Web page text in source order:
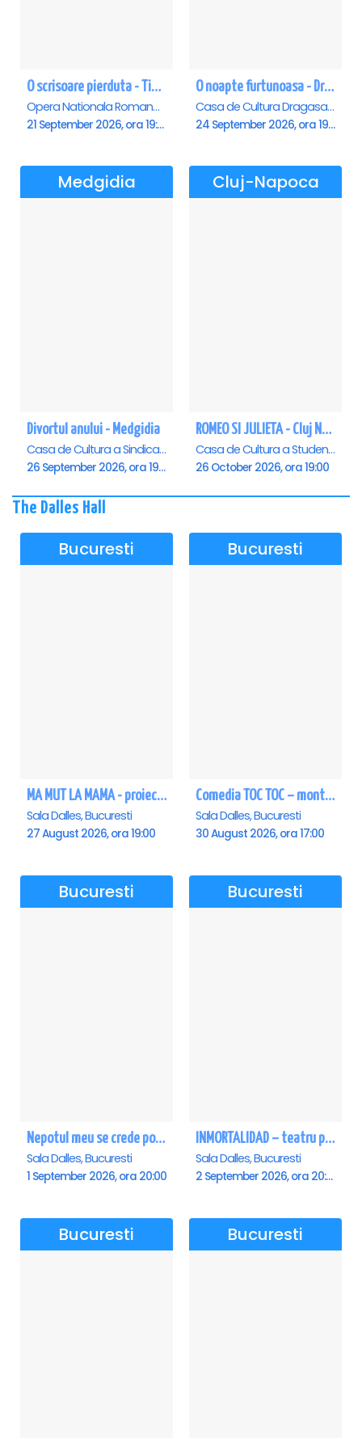
O scrisoare pierduta - Timisoara
Opera Nationala Romana , Timisoara
21 September 2026, ora 19:00
O noapte furtunoasa - Dragasani
Casa de Cultura Dragasani, Dragasani
24 September 2026, ora 19:00
Medgidia
Divortul anului - Medgidia
Casa de Cultura a Sindicatelor Lucian Grigorescu, Medgidia
26 September 2026, ora 19:00
Cluj-Napoca
ROMEO SI JULIETA - Cluj Napoca
Casa de Cultura a Studentilor Dumitru Farcas, Cluj-Napoca
26 October 2026, ora 19:00
The Dalles Hall
Bucuresti
MA MUT LA MAMA - proiectie film Dalles
Sala Dalles, Bucuresti
27 August 2026, ora 19:00
Bucuresti
Comedia TOC TOC – montarea originală
Sala Dalles, Bucuresti
30 August 2026, ora 17:00
Bucuresti
Nepotul meu se crede poet - Sala Dalles
Sala Dalles, Bucuresti
1 September 2026, ora 20:00
Bucuresti
INMORTALIDAD – teatru poetic cu Magda Catone & Maxim Belciug
Sala Dalles, Bucuresti
2 September 2026, ora 20:00
Bucuresti Bucuresti